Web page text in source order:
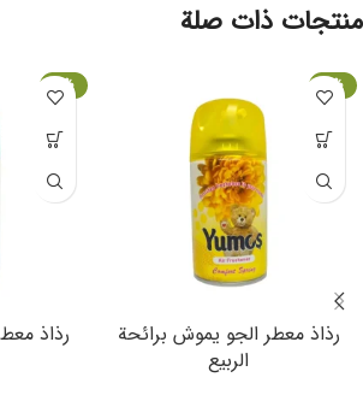
منتجات ذات صلة
-6%
رذاذ معطر الجو يموش برائحة
الربيع
-6%
رذاذ